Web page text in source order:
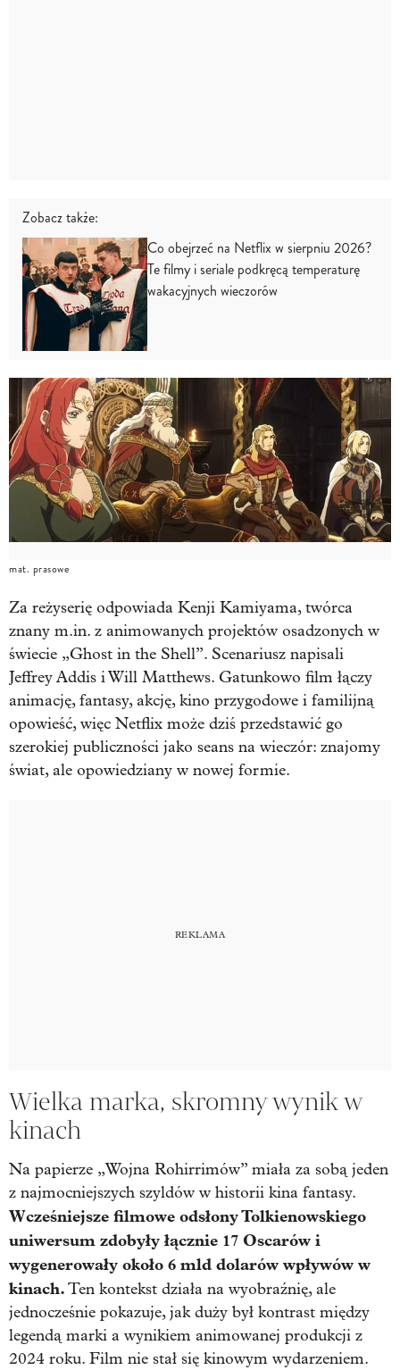
Zobacz także:
Co obejrzeć na Netflix w sierpniu 2026?
Te filmy i seriale podkręcą temperaturę
wakacyjnych wieczorów
mat. prasowe
Za reżyserię odpowiada Kenji Kamiyama, twórca
znany m.in. z animowanych projektów osadzonych w
świecie „Ghost in the Shell”. Scenariusz napisali
Jeffrey Addis i Will Matthews. Gatunkowo film łączy
animację, fantasy, akcję, kino przygodowe i familijną
opowieść, więc Netflix może dziś przedstawić go
szerokiej publiczności jako seans na wieczór: znajomy
świat, ale opowiedziany w nowej formie.
Wielka marka, skromny wynik w
kinach
Na papierze „Wojna Rohirrimów” miała za sobą jeden
z najmocniejszych szyldów w historii kina fantasy.
Wcześniejsze filmowe odsłony Tolkienowskiego
uniwersum zdobyły łącznie 17 Oscarów i
wygenerowały około 6 mld dolarów wpływów w
kinach.Ten kontekst działa na wyobraźnię, ale
jednocześnie pokazuje, jak duży był kontrast między
legendą marki a wynikiem animowanej produkcji z
2024 roku. Film nie stał się kinowym wydarzeniem.